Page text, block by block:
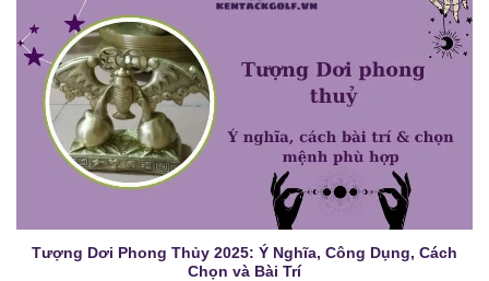
Tượng Dơi Phong Thủy 2025: Ý Nghĩa, Công Dụng, Cách
Chọn và Bài Trí